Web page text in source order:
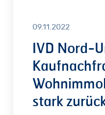
09.11.2022
IVD Nord-
stark